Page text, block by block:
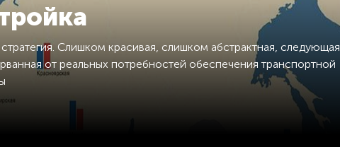
Слишком красивая, слишком абстрактная, следующая
от реальных потребностей обеспечения транспортной